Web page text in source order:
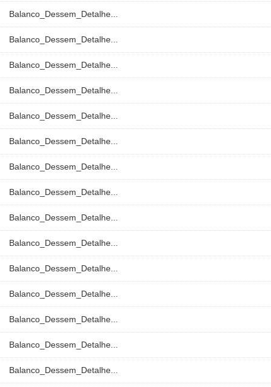
Balanco_Dessem_Detalhe...
Balanco_Dessem_Detalhe...
Balanco_Dessem_Detalhe...
Balanco_Dessem_Detalhe...
Balanco_Dessem_Detalhe...
Balanco_Dessem_Detalhe...
Balanco_Dessem_Detalhe...
Balanco_Dessem_Detalhe...
Balanco_Dessem_Detalhe...
Balanco_Dessem_Detalhe...
Balanco_Dessem_Detalhe...
Balanco_Dessem_Detalhe...
Balanco_Dessem_Detalhe...
Balanco_Dessem_Detalhe...
Balanco_Dessem_Detalhe...